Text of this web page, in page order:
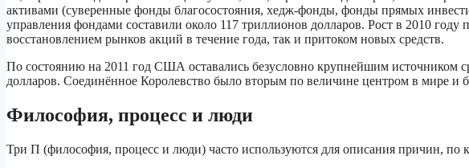
активами (суверенные фонды благосостояния, хедж-фонды, фонды прямых
управления фондами составили около 117 триллионов долларов. Рост в 2010
восстановлением рынков акций в течение года, так и притоком новых средств.
По состоянию на 2011 год США оставались безусловно крупнейшим источником
долларов. Соединённое Королевство было вторым по величине центром в мире и
Философия, процесс и люди
Три П (философия, процесс и люди) часто используются для описания причин,